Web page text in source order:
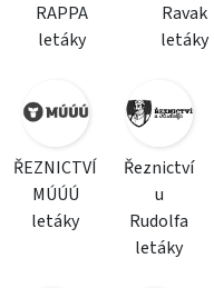
RAPPA
letáky
Ravak
letáky
ŘEZNICTVÍ
MÚÚÚ
letáky
Řeznictví
u
Rudolfa
letáky